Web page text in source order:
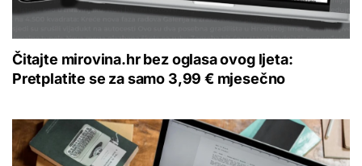
Čitajte mirovina.hr bez oglasa ovog ljeta:
Pretplatite se za samo 3,99 € mjesečno